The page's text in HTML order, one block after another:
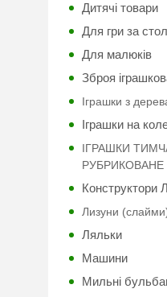
Дитячі товари
Для гри за
Для малюків
Зброя
Іграшки з
Іграшки на
ІГРАШКИ
РУБРИКОВАНЕ
Конструктори
Лизуни
Ляльки
Машини
Мильні